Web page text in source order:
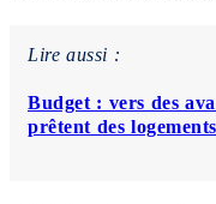
Lire aussi :
Budget : vers des
prêtent des